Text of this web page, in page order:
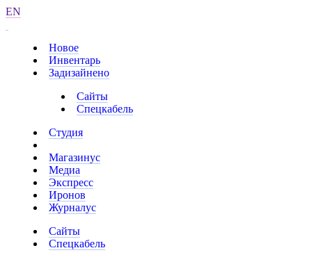
EN
Новое
Инвентарь
Задизайнено
Сайты
Спецкабель
Студия
Магазинус
Медиа
Экспресс
Иронов
Журналус
Сайты
Спецкабель